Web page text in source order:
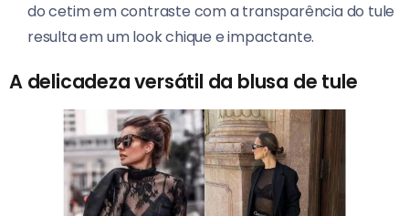
do cetim em contraste com a transparência do tule
resulta em um look chique e impactante.
A delicadeza versátil da blusa de tule